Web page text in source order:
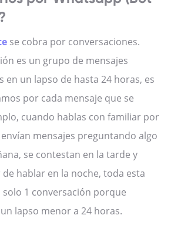
se cobra por conversaciones.
es un grupo de mensajes
en un lapso de hasta 24 horas, es
por cada mensaje que se
cuando hablas con familiar por
mensajes preguntando algo
se contestan en la tarde y
hablar en la noche, toda esta
1 conversación porque
lapso menor a 24 horas.